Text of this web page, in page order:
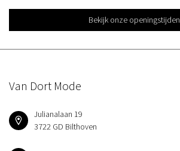
Bekijk onze openingstijden
Van Dort Mode
Julianalaan 19
3722 GD Bilthoven